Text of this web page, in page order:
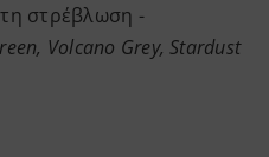
στρέβλωση -
Volcano Grey, Stardust